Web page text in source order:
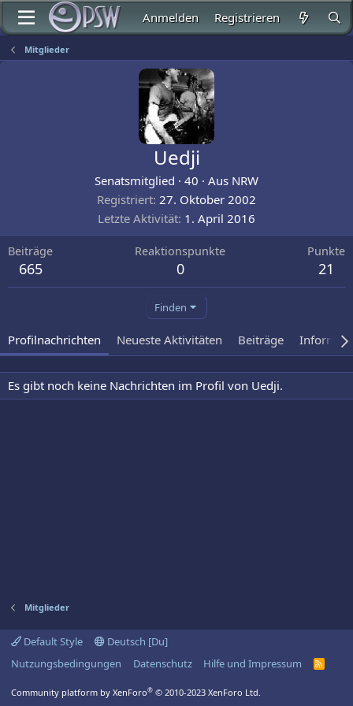
Anmelden Registrieren
Mitglieder
Uedji
Senatsmitglied · 40 · Aus NRW
Registriert 27. Oktober 2002
Letzte Aktivität 1. April 2016
Beiträge
665
Reaktionspunkte
0
Punkte
21
Finden
Profilnachrichten Neueste Aktivitäten Beiträge
Es gibt noch keine Nachrichten im Profil von Uedji.
Mitglieder
Default Style
Deutsch [Du]
Nutzungsbedingungen
Datenschutz Hilfe und Impressum
R
Community platform by XenForo® © 2010-2023 XenForo Ltd.